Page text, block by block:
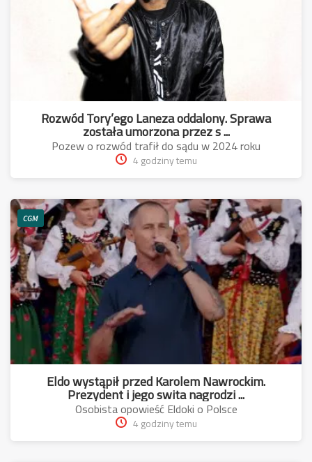
Rozwód Tory’ego Laneza oddalony. Sprawa
została umorzona przez s ...
Pozew o rozwód trafił do sądu w 2024 roku
4 godziny temu
CGM
Eldo wystąpił przed Karolem Nawrockim.
Prezydent i jego swita nagrodzi ...
Osobista opowieść Eldoki o Polsce
4 godziny temu